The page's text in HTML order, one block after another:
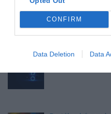
CONFIRM
Data Deletion Data
Nyolc gyors kvíz